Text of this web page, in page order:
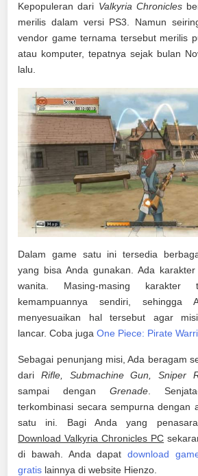
Kepopuleran dari Valkyria Chronicles
merilis dalam versi PS3. Namun
vendor game ternama tersebut merilis
atau komputer, tepatnya sejak bulan
lalu.
Dalam game satu ini tersedia
yang bisa Anda gunakan. Ada
wanita. Masing-masing karakter
kemampuannya sendiri, sehingga
menyesuaikan hal tersebut agar
lancar. Coba jugaOne Piece: Pirate
Sebagai penunjang misi, Ada beragam
dari Rifle, Submachine Gun, Sniper
sampai denganGrenade .
terkombinasi secara sempurna dengan
satu ini. Bagi Anda yang
Download Valkyria Chronicles PC
di bawah. Anda dapatdownload
gratis lainnya di website Hienzo.